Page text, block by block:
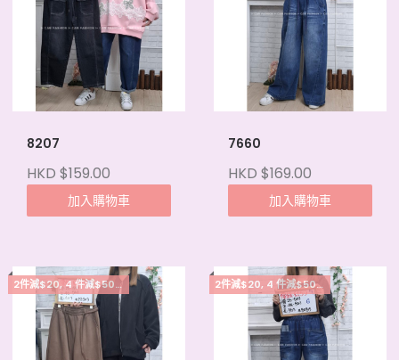
8207
HKD $159.00
加入購物車
7660
HKD $169.00
加入購物車
2件減$20, 4 件減$50, 5件起每件減$15 2件減$20, 4 件減$50, 5件起每件減$15